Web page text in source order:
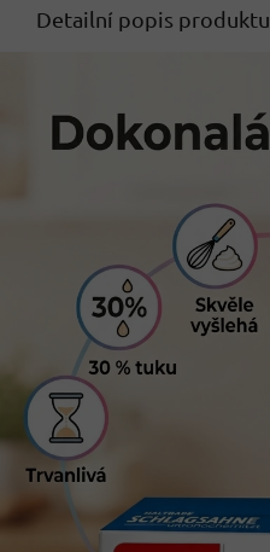
Detailní popis produktu